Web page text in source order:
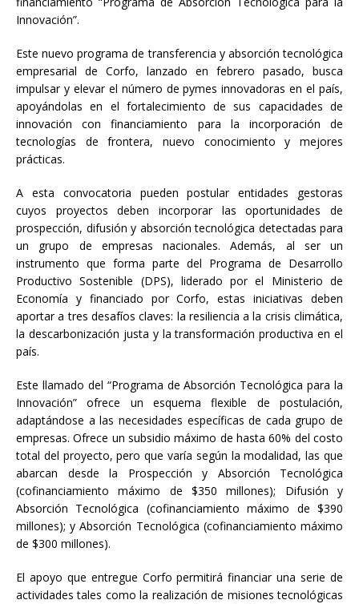
Innovación”.
Este nuevo programa de transferencia y absorción tecnológica
empresarial de Corfo, lanzado en febrero pasado, busca
impulsar y elevar el número de pymes innovadoras en el país,
apoyándolas en el fortalecimiento de sus capacidades de
innovación con financiamiento para la incorporación de
tecnologías de frontera, nuevo conocimiento y mejores
prácticas.
A esta convocatoria pueden postular entidades gestoras
cuyos proyectos deben incorporar las oportunidades de
prospección, difusión y absorción tecnológica detectadas para
un grupo de empresas nacionales. Además, al ser un
instrumento que forma parte del Programa de Desarrollo
Productivo Sostenible (DPS), liderado por el Ministerio de
Economía y financiado por Corfo, estas iniciativas deben
aportar a tres desafíos claves: la resiliencia a la crisis climática,
la descarbonización justa y la transformación productiva en el
país.
Este llamado del “Programa de Absorción Tecnológica para la
Innovación” ofrece un esquema flexible de postulación,
adaptándose a las necesidades específicas de cada grupo de
empresas. Ofrece un subsidio máximo de hasta 60% del costo
total del proyecto, pero que varía según la modalidad, las que
abarcan desde la Prospección y Absorción Tecnológica
(cofinanciamiento máximo de $350 millones); Difusión y
Absorción Tecnológica (cofinanciamiento máximo de $390
millones); y Absorción Tecnológica (cofinanciamiento máximo
de $300 millones).
El apoyo que entregue Corfo permitirá financiar una serie de
actividades tales como la realización de misiones tecnológicas